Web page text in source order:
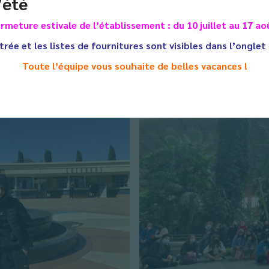
estivale de l’établissement : du 10 juillet au 17
et les listes de fournitures sont visibles dans
Toute l’équipe vous souhaite de belles vacances !
de l’Espagne, Madrid et avons visité le Musée de la
le Santiago Bernabeu (le stade du Real Madrid),